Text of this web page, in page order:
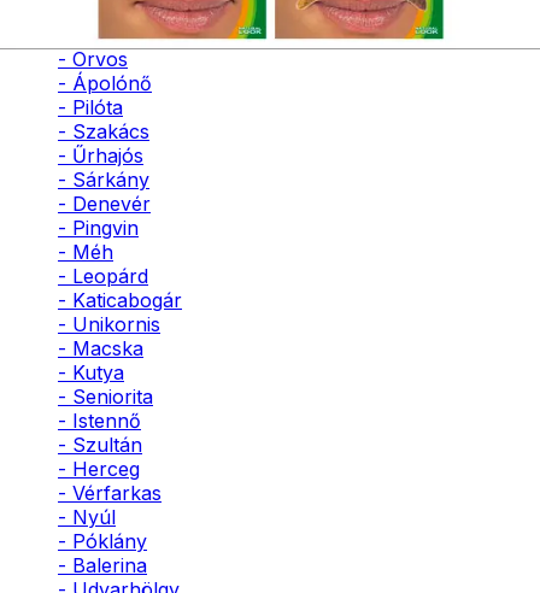
- Varázsló
- Orvos
- Ápolónő
- Pilóta
- Szakács
- Űrhajós
- Sárkány
- Denevér
- Pingvin
- Méh
- Leopárd
- Katicabogár
- Unikornis
- Macska
- Kutya
- Seniorita
- Istennő
- Szultán
- Herceg
- Vérfarkas
- Nyúl
- Póklány
- Balerina